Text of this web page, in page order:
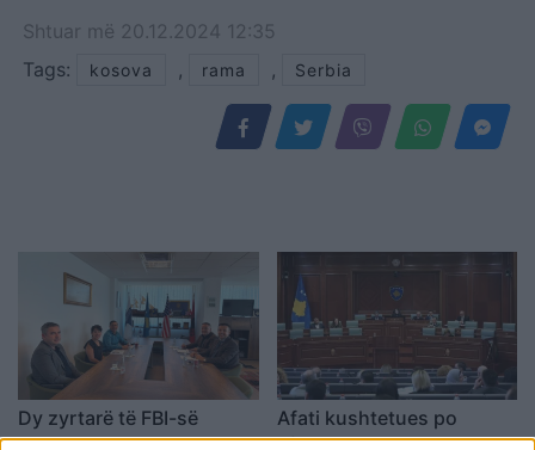
Shtuar më 20.12.2024 12:35
Tags:
kosova , rama , Serbia
Dy zyrtarë të FBI-së
vizitojnë Shërbimin
Afati kushtetues po
afrohet, opozita kritikohet